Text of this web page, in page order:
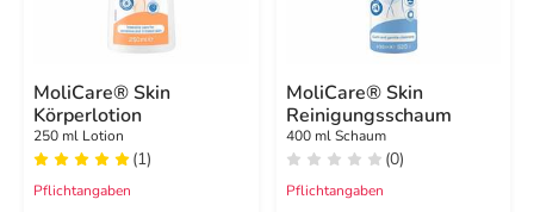
MoliCare® Skin
Körperlotion
250 ml Lotion
(1)
Pflichtangaben
MoliCare® Skin
Reinigungsschaum
400 ml Schaum
(0)
Pflichtangaben